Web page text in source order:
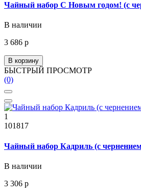
Чайный набор С Новым годом! (с
В наличии
3 686 р
В корзину
БЫСТРЫЙ ПРОСМОТР
(0)
1
101817
Чайный набор Кадриль (с
В наличии
3 306 р